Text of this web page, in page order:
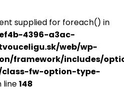
supplied for foreach() in
4396-a3ac-
web/wp-
framework/includes/
fw-option-type-
line148